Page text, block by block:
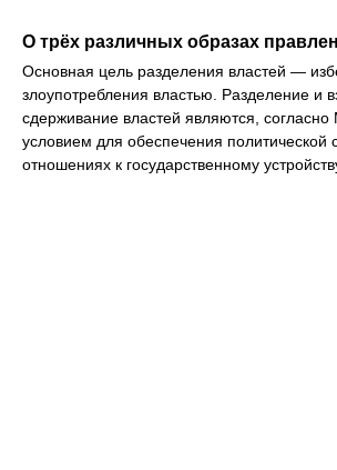
О трёх различных образах
Основная цель разделения властей —
злоупотребления властью. Разделение и
сдерживание властей являются,
условием для обеспечения политической
отношениях к государственному